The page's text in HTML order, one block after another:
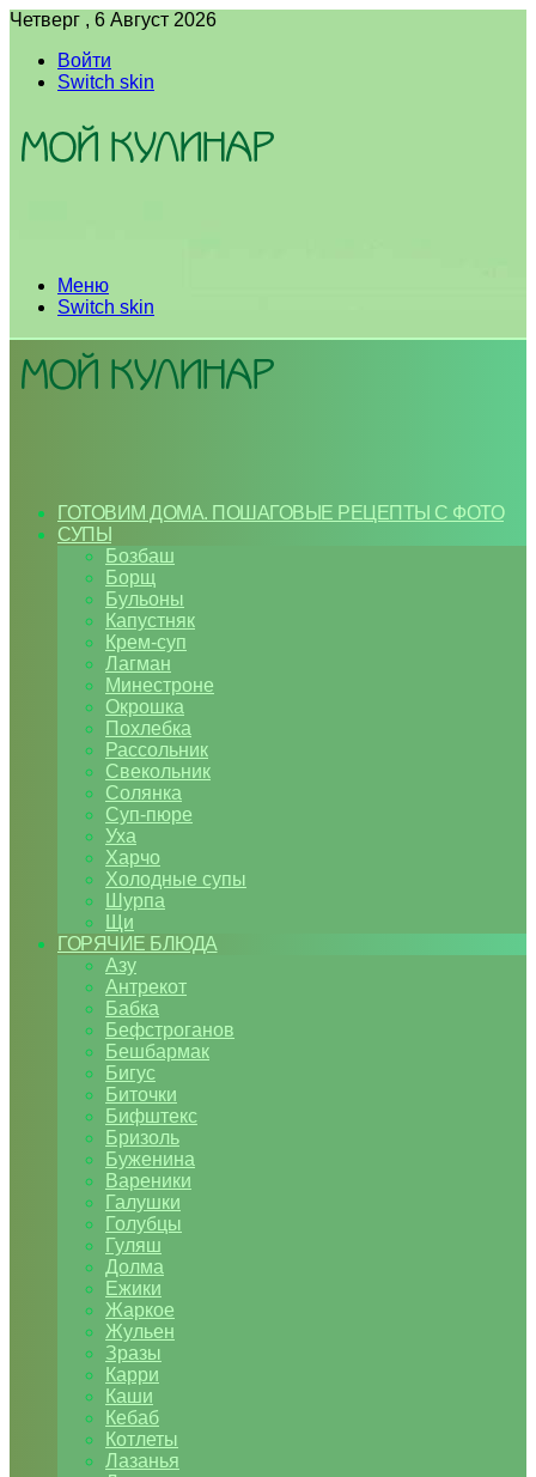
Четверг , 6 Август 2026
Войти
Switch skin
Меню
Switch skin
ГОТОВИМ ДОМА. ПОШАГОВЫЕ РЕЦЕПТЫ С ФОТО
СУПЫ
Бозбаш
Борщ
Бульоны
Капустняк
Крем-суп
Лагман
Минестроне
Окрошка
Похлебка
Рассольник
Свекольник
Солянка
Суп-пюре
Уха
Харчо
Холодные супы
Шурпа
Щи
ГОРЯЧИЕ БЛЮДА
Азу
Антрекот
Бабка
Бефстроганов
Бешбармак
Бигус
Биточки
Бифштекс
Бризоль
Буженина
Вареники
Галушки
Голубцы
Гуляш
Долма
Ежики
Жаркое
Жульен
Зразы
Карри
Каши
Кебаб
Котлеты
Лазанья